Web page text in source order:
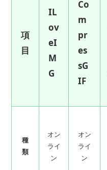
項
目
IL
ov
eI
M
G
Co
m
pr
es
sG
IF
種
類
オン
ライ
ン
オン
ライ
ン